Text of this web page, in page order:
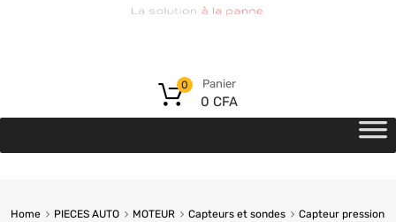
Panier
0 CFA
0
Home PIECES AUTO MOTEUR Capteurs et sondes
Capteur pression